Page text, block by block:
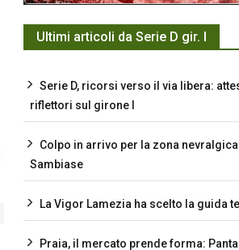
Ultimi articoli da Serie D gir. I
Serie D, ricorsi verso il via libera:
riflettori sul girone I
Colpo in arrivo per la zona
Sambiase
La Vigor Lamezia ha scelto la guida
Praia, il mercato prende forma: